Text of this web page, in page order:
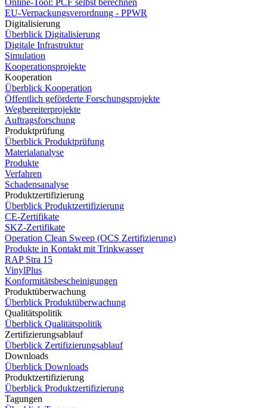
Online-Tool: PCF selbst berechnen
EU-Verpackungsverordnung - PPWR
Digitalisierung
Überblick Digitalisierung
Digitale Infrastruktur
Simulation
Kooperationsprojekte
Kooperation
Überblick Kooperation
Öffentlich geförderte Forschungsprojekte
Wegbereiterprojekte
Auftragsforschung
Produktprüfung
Überblick Produktprüfung
Materialanalyse
Produkte
Verfahren
Schadensanalyse
Produktzertifizierung
Überblick Produktzertifizierung
CE-Zertifikate
SKZ-Zertifikate
Operation Clean Sweep (OCS Zertifizierung)
Produkte in Kontakt mit Trinkwasser
RAP Stra 15
VinylPlus
Konformitätsbescheinigungen
Produktüberwachung
Überblick Produktüberwachung
Qualitätspolitik
Überblick Qualitätspolitik
Zertifizierungsablauf
Überblick Zertifizierungsablauf
Downloads
Überblick Downloads
Produktzertifizierung
Überblick Produktzertifizierung
Tagungen